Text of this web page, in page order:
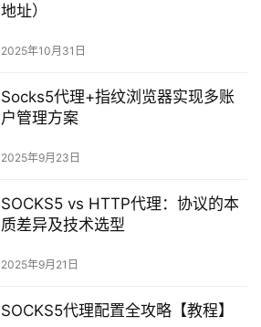
地址）
2025年10月31日
Socks5代理+指纹浏览器实现多账
户管理方案
2025年9月23日
SOCKS5 vs HTTP代理：协议的本
质差异及技术选型
2025年9月21日
SOCKS5代理配置全攻略【教程】